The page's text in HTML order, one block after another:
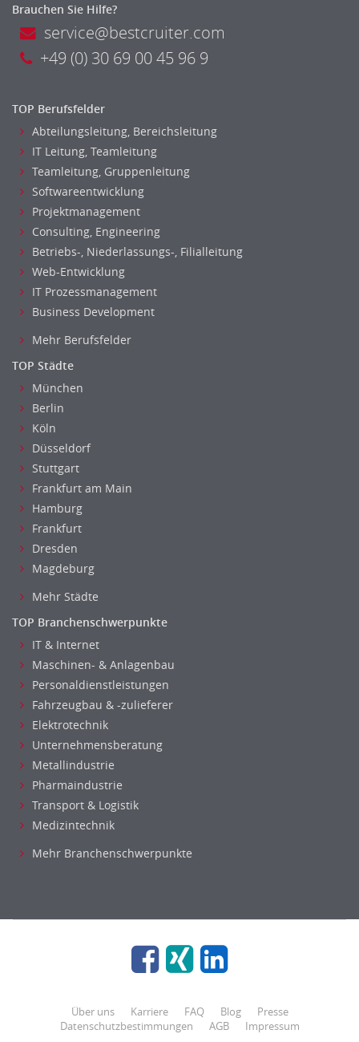
Brauchen Sie Hilfe?
service@bestcruiter.com
+49 (0) 30 69 00 45 96 9
TOP Berufsfelder
Abteilungsleitung, Bereichsleitung
IT Leitung, Teamleitung
Teamleitung, Gruppenleitung
Softwareentwicklung
Projektmanagement
Consulting, Engineering
Betriebs-, Niederlassungs-, Filialleitung
Web-Entwicklung
IT Prozessmanagement
Business Development
Mehr Berufsfelder
TOP Städte
München
Berlin
Köln
Düsseldorf
Stuttgart
Frankfurt am Main
Hamburg
Frankfurt
Dresden
Magdeburg
Mehr Städte
TOP Branchenschwerpunkte
IT & Internet
Maschinen- & Anlagenbau
Personaldienstleistungen
Fahrzeugbau & -zulieferer
Elektrotechnik
Unternehmensberatung
Metallindustrie
Pharmaindustrie
Transport & Logistik
Medizintechnik
Mehr Branchenschwerpunkte
Über uns Karriere FAQ Blog
Presse
Datenschutzbestimmungen
AGB Impressum